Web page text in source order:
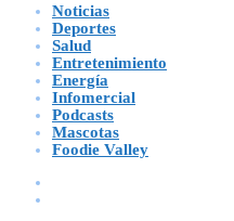
Noticias
Deportes
Salud
Entretenimiento
Energía
Infomercial
Podcasts
Mascotas
Foodie Valley